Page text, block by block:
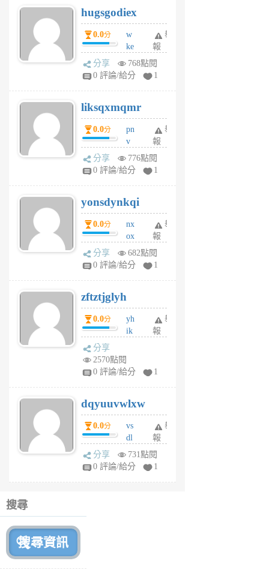
6
個
月
前
hugsgodiex
0.0分
w
ke
rv
pj
6
個
月
前
舉
報
分享
768點閱
0 評論/給分
1
liksqxmqmr
0.0分
pn
v
wt
sv
6
個
月
前
舉
報
分享
776點閱
0 評論/給分
1
yonsdynkqi
0.0分
nx
ox
rh
pe
月
前
舉
報
分享
682點閱
0 評論/給分
1
zftztjglyh
0.0分
yh
ik
tu
6
個
月
前
舉
報
分享
2570點閱
0 評論/給分
1
dqyuuvwlxw
0.0分
vs
dl
sq
fy
舉
報
分享
731點閱
0 評論/給分
1
搜尋